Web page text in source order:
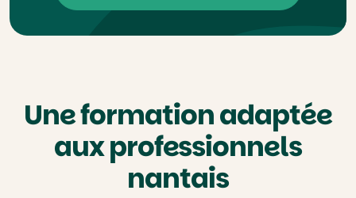
Une formation adaptée
aux professionnels
nantais